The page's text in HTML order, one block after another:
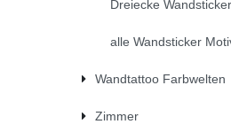
Dreiecke Wandsticker
alle Wandsticker
Wandtattoo Farbwelten
Zimmer